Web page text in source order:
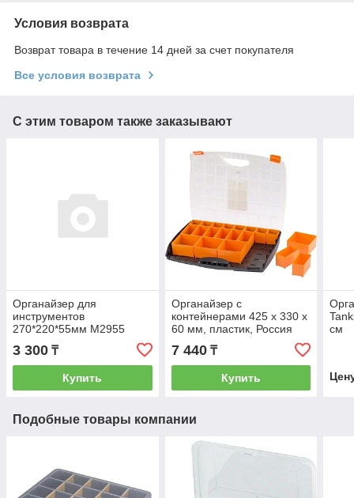
Условия возврата
Возврат товара в течение 14 дней за счет покупателя
Все условия возврата
С этим товаром также заказывают
Органайзер для
инструментов
270*220*55мм М2955
3 300 ₸
Купить
Органайзер с
контейнерами 425 х 330 х
60 мм, пластик, Россия
Stels 90725
7 440₸
Купить
см
Подобные товары компании